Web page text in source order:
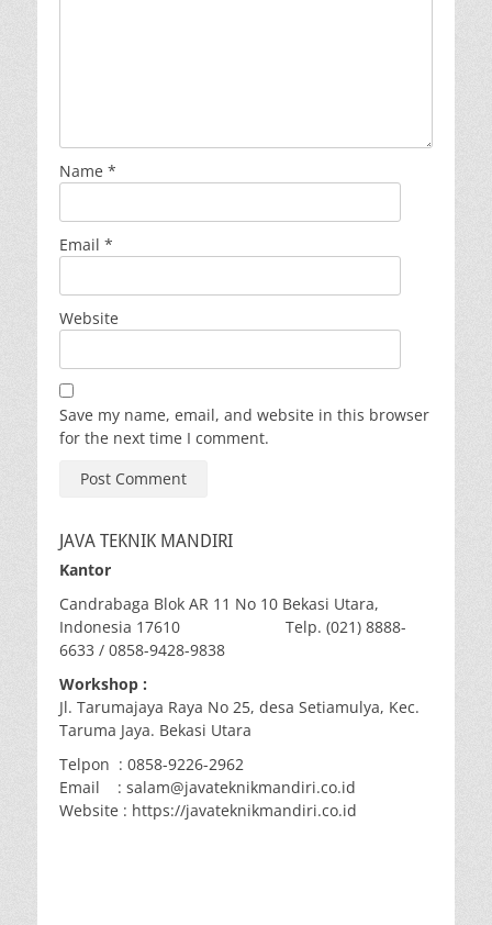
Name *
Email *
Website
Save my name, email, and website in this browser
for the next time I comment.
JAVA TEKNIK MANDIRI
Kantor
Candrabaga Blok AR 11 No 10 Bekasi Utara,
Indonesia 17610 Telp. (021) 8888-
6633 / 0858-9428-9838
Workshop :
Jl. Tarumajaya Raya No 25, desa Setiamulya, Kec.
Taruma Jaya. Bekasi Utara
Telpon : 0858-9226-2962
Email : salam@javateknikmandiri.co.id
Website : https://javateknikmandiri.co.id